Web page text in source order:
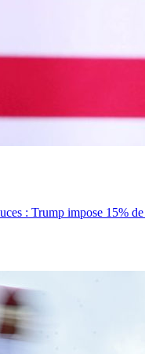
: Trump impose 15%